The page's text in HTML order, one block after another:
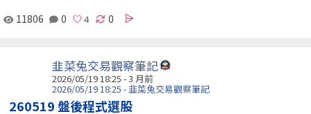
11806 0 0
韭菜兔交易觀察筆記
2026/05/19 18:25 - 3 月前
2026/05/19 18:25 - 韭菜兔交易觀察筆記
260519 盤後程式選股